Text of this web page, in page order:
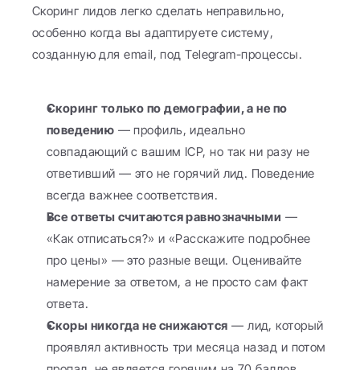
Скоринг лидов легко сделать неправильно,
особенно когда вы адаптируете систему,
созданную для email, под Telegram-процессы.
Скоринг только по демографии, а не по
поведению — профиль, идеально
совпадающий с вашим ICP, но так ни разу не
ответивший — это не горячий лид. Поведение
всегда важнее соответствия.
Все ответы считаются равнозначными —
«Как отписаться?» и «Расскажите подробнее
про цены» — это разные вещи. Оценивайте
намерение за ответом, а не просто сам факт
ответа.
Скоры никогда не снижаются — лид, который
проявлял активность три месяца назад и потом